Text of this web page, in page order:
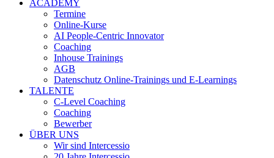
ACADEMY
Termine
Online-Kurse
AI People-Centric Innovator
Coaching
Inhouse Trainings
AGB
Datenschutz Online-Trainings und E-Learnings
TALENTE
C-Level Coaching
Coaching
Bewerber
ÜBER UNS
Wir sind Intercessio